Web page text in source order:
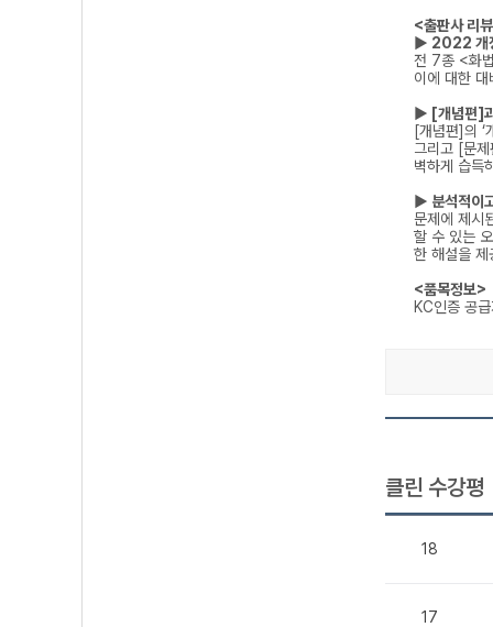
<출판사 리
▶ 2022 개
전 7종 <화
이에 대한 대
▶ [개념편]
[개념편]의 ‘
그리고 [문제
벽하게 습득
▶ 분석적이
문제에 제시
할 수 있는
한 해설을
<품목정보>
KC인증 공
클린 수강평
18
17